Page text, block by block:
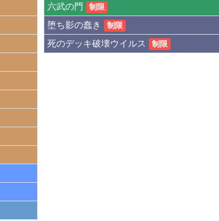
六武の門 制限
堕ち影の蠢き 制限
死のデッキ破壊ウイルス 制限